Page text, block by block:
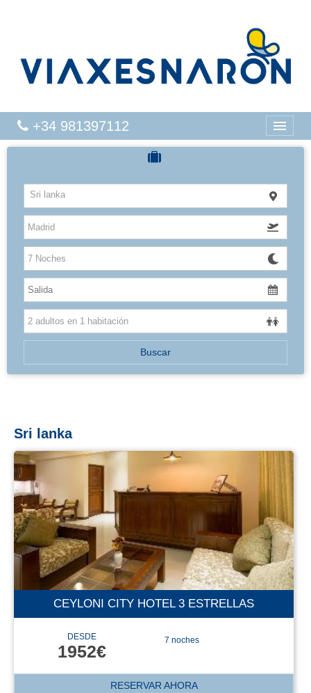
+34 981397112
HOTELES
VUELOS
CARIBE
CANARIAS
BALEARES
Sri lanka
Buscar
Sri lanka
CEYLONI CITY HOTEL 3 ESTRELLAS
DESDE
1952€
7 noches
RESERVAR AHORA